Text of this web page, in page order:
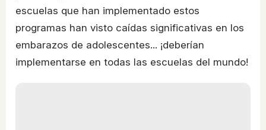
escuelas que han implementado estos
programas han visto caídas significativas en los
embarazos de adolescentes... ¡deberían
implementarse en todas las escuelas del mundo!